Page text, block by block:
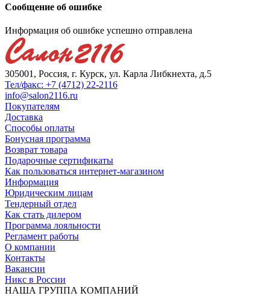
Сообщение об ошибке
Информация об ошибке успешно отправлена
305001, Россия, г. Курск, ул. Карла Либкнехта, д.5
Тел/факс: +7 (4712) 22-2116
info@salon2116.ru
Покупателям
Доставка
Способы оплаты
Бонусная программа
Возврат товара
Подарочные сертификаты
Как пользоваться интернет-магазином
Информация
Юридическим лицам
Тендерный отдел
Как стать дилером
Программа лояльности
Регламент работы
О компании
Контакты
Вакансии
Никс в России
НАША ГРУППА КОМПАНИЙ